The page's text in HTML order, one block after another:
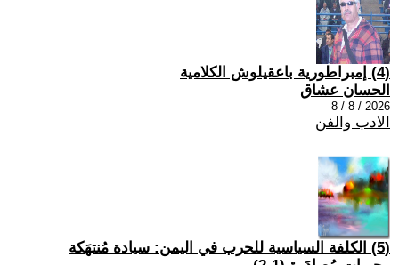
(4) إمبراطورية باعقيلوش الكلامية
الحسان عشاق
2026 / 8 / 8
الادب والفن
(5) الكلفة السياسية للحرب في اليمن: سيادة مُنتهَكة